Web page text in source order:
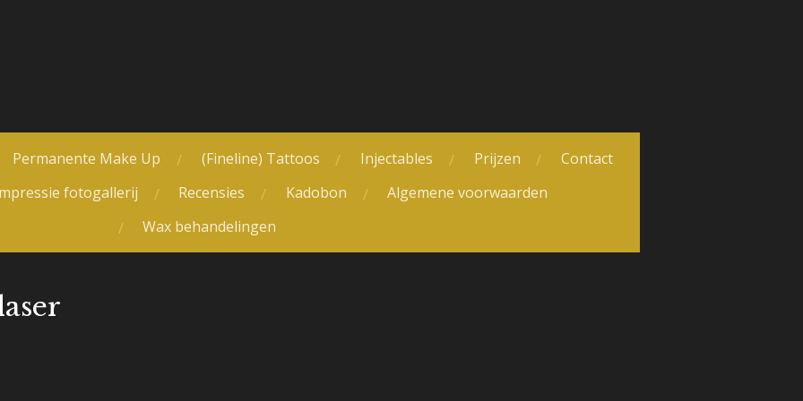
Permanente Make Up (Fineline) Tattoos Injectables Prijzen
Contact
fotogallerij Recensies Kadobon
Algemene voorwaarden
Wax behandelingen